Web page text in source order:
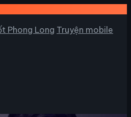
Phong Long Truyện mobile